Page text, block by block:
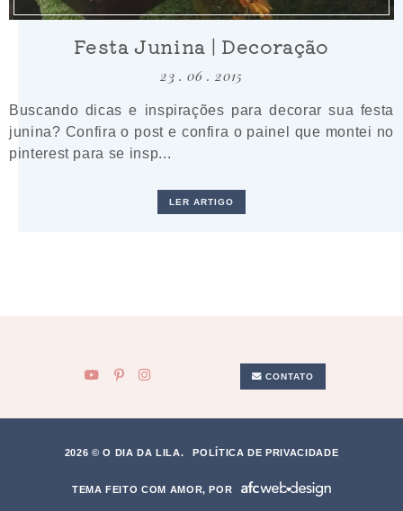
Festa Junina | Decoração
23 . 06 . 2015
Buscando dicas e inspirações para decorar sua festa
junina? Confira o post e confira o painel que montei no
pinterest para se insp...
LER ARTIGO
CONTATO
2026 © O DIA DA LILA. POLÍTICA DE PRIVACIDADE
TEMA FEITO COM AMOR, POR